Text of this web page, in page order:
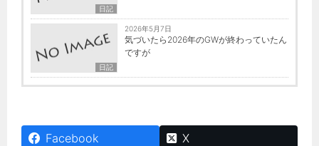
日記
日記
2026年5月7日
気づいたら2026年のGWが終わっていたん
ですが
Facebook
X